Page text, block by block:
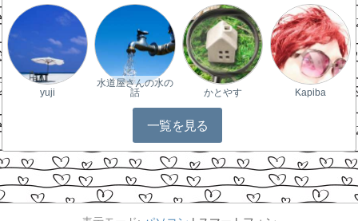
yuji
水道屋さんの水の
話
かとやす Kapiba
一覧を見る